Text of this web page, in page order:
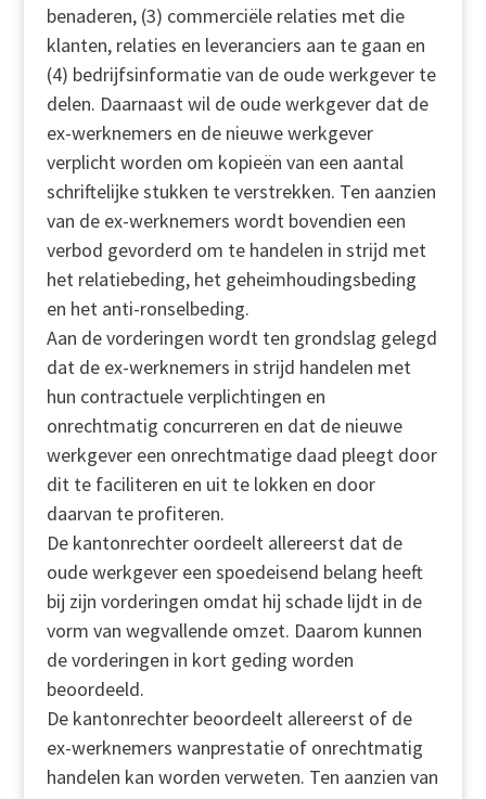
benaderen, (3) commerciële relaties met die
klanten, relaties en leveranciers aan te gaan en
(4) bedrijfsinformatie van de oude werkgever te
delen. Daarnaast wil de oude werkgever dat de
ex-werknemers en de nieuwe werkgever
verplicht worden om kopieën van een aantal
schriftelijke stukken te verstrekken. Ten aanzien
van de ex-werknemers wordt bovendien een
verbod gevorderd om te handelen in strijd met
het relatiebeding, het geheimhoudingsbeding
en het anti-ronselbeding.
Aan de vorderingen wordt ten grondslag gelegd
dat de ex-werknemers in strijd handelen met
hun contractuele verplichtingen en
onrechtmatig concurreren en dat de nieuwe
werkgever een onrechtmatige daad pleegt door
dit te faciliteren en uit te lokken en door
daarvan te profiteren.
De kantonrechter oordeelt allereerst dat de
oude werkgever een spoedeisend belang heeft
bij zijn vorderingen omdat hij schade lijdt in de
vorm van wegvallende omzet. Daarom kunnen
de vorderingen in kort geding worden
beoordeeld.
De kantonrechter beoordeelt allereerst of de
ex-werknemers wanprestatie of onrechtmatig
handelen kan worden verweten. Ten aanzien van